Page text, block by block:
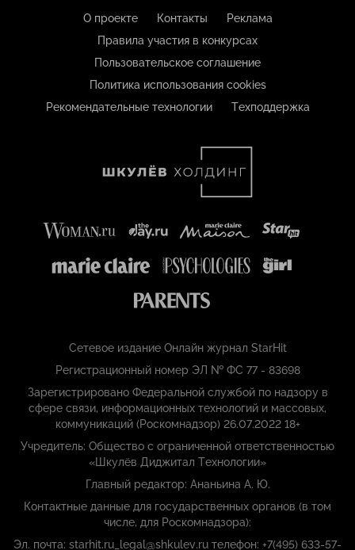
О проекте Контакты
Реклама
Правила участия в конкурсах
Пользовательское соглашение
Политика использования cookies
Рекомендательные технологии
Техподдержка
Сетевое издание Онлайн журнал StarHit
Регистрационный номер ЭЛ № ФС 77 - 83698
Зарегистрировано Федеральной службой по надзору в
сфере связи, информационных технологий и массовых,
коммуникаций (Роскомнадзор) 26.07.2022 18+
Учредитель: Общество с ограниченной ответственностью
«Шкулёв Диджитал Технологии»
Главный редактор: Ананьина А. Ю.
Контактные данные для государственных органов (в том
числе, для Роскомнадзора):
Эл. почта: starhit.ru_legal@shkulev.ru телефон: +7(495) 633-57-